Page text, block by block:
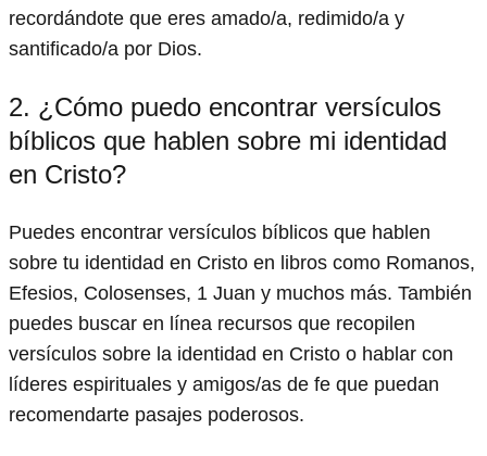
recordándote que eres amado/a, redimido/a y
santificado/a por Dios.
2. ¿Cómo puedo encontrar versículos
bíblicos que hablen sobre mi identidad
en Cristo?
Puedes encontrar versículos bíblicos que hablen
sobre tu identidad en Cristo en libros como Romanos,
Efesios, Colosenses, 1 Juan y muchos más. También
puedes buscar en línea recursos que recopilen
versículos sobre la identidad en Cristo o hablar con
líderes espirituales y amigos/as de fe que puedan
recomendarte pasajes poderosos.